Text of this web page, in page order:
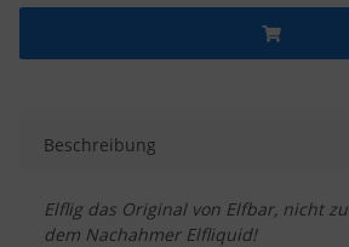
Beschreibung
Elflig das Original von Elfbar, nicht
dem Nachahmer Elfliquid!